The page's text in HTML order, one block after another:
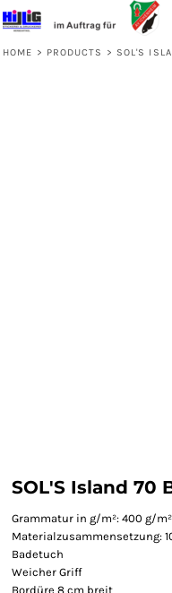
HOME > PRODUCTS > SOL'S
SOL'S Island 70
Grammatur in g/m²: 400 g/m²
Materialzusammensetzung:
Badetuch
Weicher Griff
Bordüre 8 cm breit